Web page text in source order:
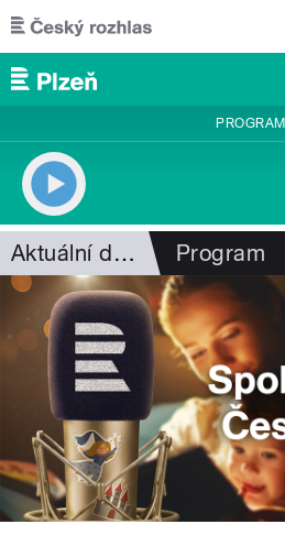
Přejít k hlavnímu obsahu
PROGRAM
Aktuální dění Program